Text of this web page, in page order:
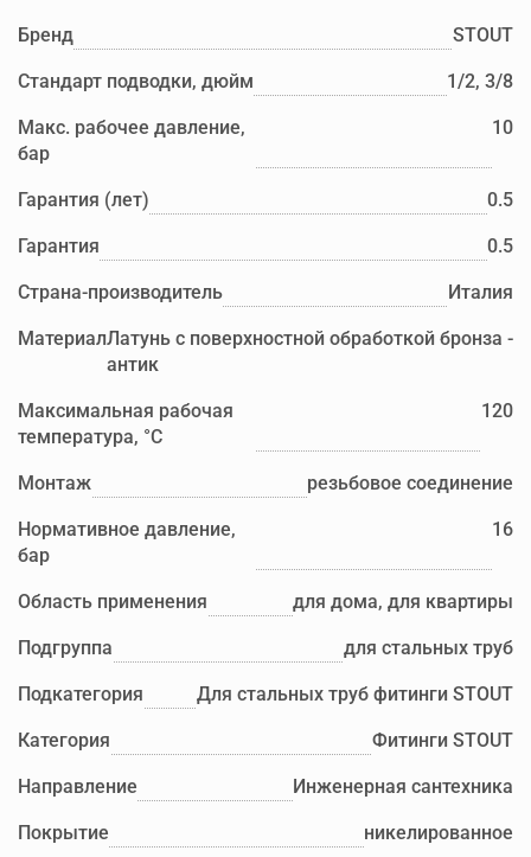
Бренд STOUT
Стандарт подводки, дюйм 1/2, 3/8
Макс. рабочее давление,
бар
10
Гарантия (лет) 0.5
Гарантия 0.5
Страна-производитель Италия
МатериалЛатунь с поверхностной обработкой бронза -
антик
Максимальная рабочая
температура, °С
120
Монтаж резьбовое соединение
Нормативное давление,
бар
16
Область применения для дома, для квартиры
Подгруппа для стальных труб
Подкатегория Для стальных труб фитинги STOUT
Категория Фитинги STOUT
Направление Инженерная сантехника
Покрытие никелированное